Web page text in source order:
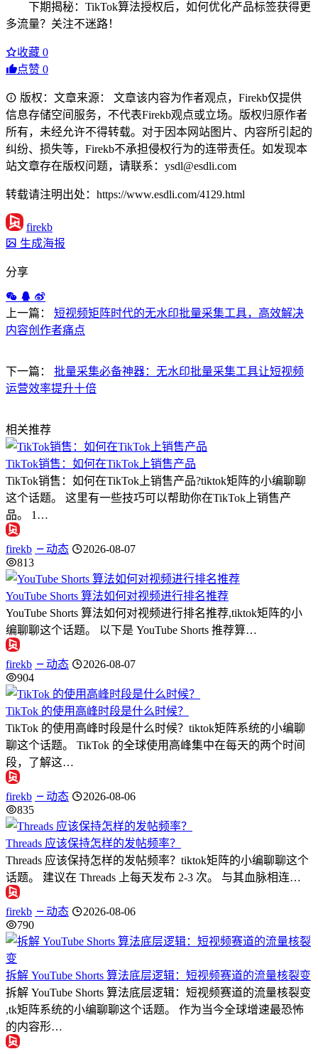
下期揭秘：TikTok算法授权后，如何优化产品标签获得更
多流量？关注不迷路！
收藏 0
点赞 0
版权：文章来源： 文章该内容为作者观点，Firekb仅提供
信息存储空间服务，不代表Firekb观点或立场。版权归原作者
所有，未经允许不得转载。对于因本网站图片、内容所引起的
纠纷、损失等，Firekb不承担侵权行为的连带责任。如发现本
站文章存在版权问题，请联系：ysdl@esdli.com
转载请注明出处：https://www.esdli.com/4129.html
firekb
生成海报
分享
上一篇：
短视频矩阵时代的无水印批量采集工具，高效解决
内容创作者痛点
下一篇：
批量采集必备神器：无水印批量采集工具让短视频
运营效率提升十倍
相关推荐
TikTok销售：如何在TikTok上销售产品
TikTok销售：如何在TikTok上销售产品?tiktok矩阵的小编聊聊
这个话题。 这里有一些技巧可以帮助你在TikTok上销售产
品。 1…
firekb 动态
2026-08-07
813
YouTube Shorts 算法如何对视频进行排名推荐
YouTube Shorts 算法如何对视频进行排名推荐,tiktok矩阵的小
编聊聊这个话题。 以下是 YouTube Shorts 推荐算…
firekb 动态
2026-08-07
904
TikTok 的使用高峰时段是什么时候？
TikTok 的使用高峰时段是什么时候？tiktok矩阵系统的小编聊
聊这个话题。 TikTok 的全球使用高峰集中在每天的两个时间
段，了解这…
firekb 动态
2026-08-06
835
Threads 应该保持怎样的发帖频率？
Threads 应该保持怎样的发帖频率？tiktok矩阵的小编聊聊这个
话题。 建议在 Threads 上每天发布 2-3 次。 与其血脉相连…
firekb 动态
2026-08-06
790
拆解 YouTube Shorts 算法底层逻辑：短视频赛道的流量核裂变
拆解 YouTube Shorts 算法底层逻辑：短视频赛道的流量核裂变
,tk矩阵系统的小编聊聊这个话题。 作为当今全球增速最恐怖
的内容形…